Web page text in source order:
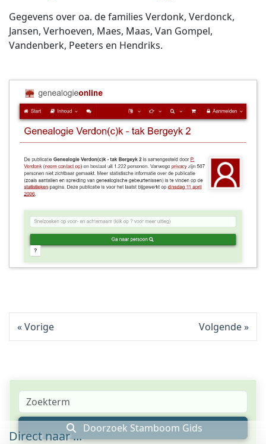
Gegevens over oa. de families Verdonk, Verdonck,
Jansen, Verhoeven, Maes, Maas, Van Gompel,
Vandenberk, Peeters en Hendriks.
Vorige Volgende
Doorzoek Stamboom Gids
Direct naar ...